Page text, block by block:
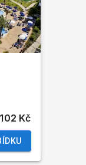
Kč